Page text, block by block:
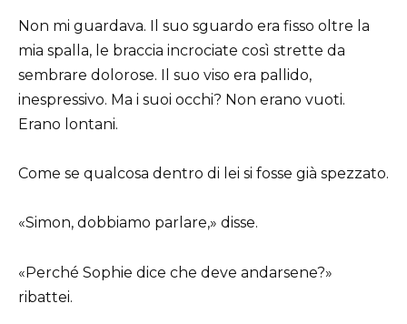
Non mi guardava. Il suo sguardo era fisso oltre la
mia spalla, le braccia incrociate così strette da
sembrare dolorose. Il suo viso era pallido,
inespressivo. Ma i suoi occhi? Non erano vuoti.
Erano lontani.
Come se qualcosa dentro di lei si fosse già spezzato.
«Simon, dobbiamo parlare,» disse.
«Perché Sophie dice che deve andarsene?»
ribattei.